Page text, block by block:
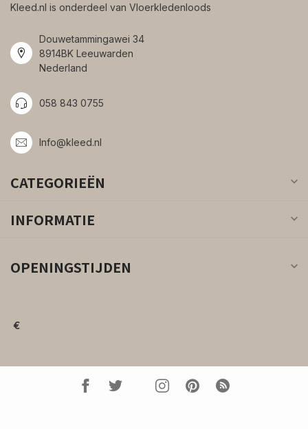
Kleed.nl is onderdeel van Vloerkledenloods
Douwetammingawei 34
8914BK Leeuwarden
Nederland
058 843 0755
Info@kleed.nl
CATEGORIEËN
INFORMATIE
OPENINGSTIJDEN
€